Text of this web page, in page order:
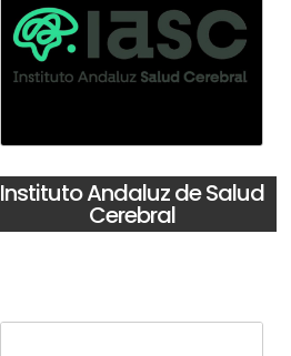
Instituto Andaluz de Salud
Cerebral